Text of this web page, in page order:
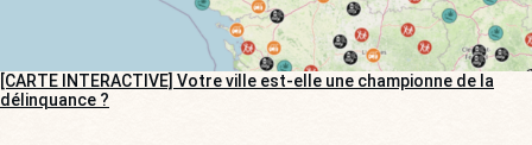
[CARTE INTERACTIVE] Votre ville est-elle une championne de la
délinquance ?